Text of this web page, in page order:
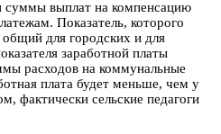
суммы выплат на компенсацию
Показатель, которого
для городских и для
заработной платы
расходов на коммунальные
плата будет меньше, чем у
фактически сельские педагоги